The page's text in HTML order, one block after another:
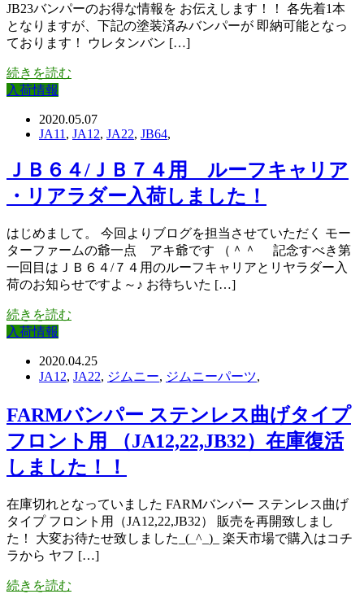
JB23バンパーのお得な情報を お伝えします！！ 各先着1本
となりますが、下記の塗装済みバンパーが 即納可能となっ
ております！ ウレタンバン […]
続きを読む
入荷情報
2020.05.07
JA11 , JA12, JA22, JB64,
ＪＢ６４/ＪＢ７４用 ルーフキャリア
・リアラダー入荷しました！
はじめまして。 今回よりブログを担当させていただく モー
ターファームの爺一点 アキ爺です （＾＾ゞ 記念すべき第
一回目はＪＢ６４/７４用のルーフキャリアとリヤラダー入
荷のお知らせですよ～♪ お待ちいた […]
続きを読む
入荷情報
2020.04.25
JA12, JA22, ジムニー, ジムニーパーツ,
FARMバンパー ステンレス曲げタイプ
フロント用 （JA12,22,JB32）在庫復活
しました！！
在庫切れとなっていました FARMバンパー ステンレス曲げ
タイプ フロント用（JA12,22,JB32） 販売を再開致しまし
た！ 大変お待たせ致しました_(_^_)_ 楽天市場で購入はコチ
ラから ヤフ […]
続きを読む